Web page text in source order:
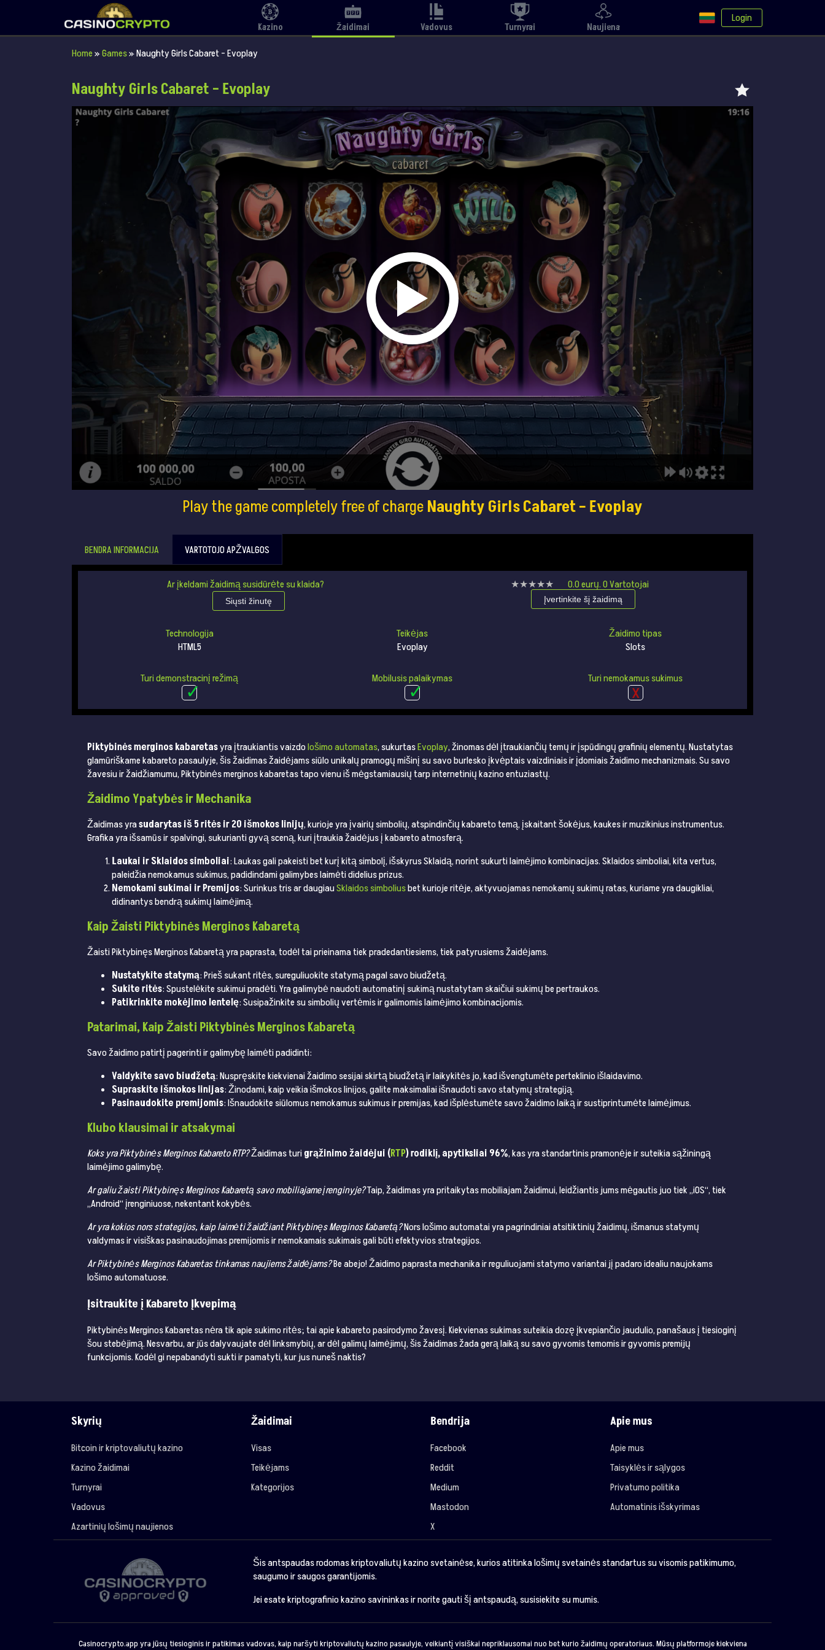
Kazino Žaidimai Vadovus Turnyrai Naujiena
Login
Home»Games»Naughty Girls Cabaret – Evoplay
Naughty Girls Cabaret – Evoplay
Play the game completely free of chargeNaughty Girls Cabaret – Evoplay
BENDRA INFORMACIJA VARTOTOJO APŽVALGOS
Ar įkeldami žaidimą susidūrėte su klaida?
Siųsti žinutę
★★★★★
★★★★★ 0.0eurų.0Vartotojai
Įvertinkite šį žaidimą
Technologija
HTML5
Teikėjas
Evoplay
Žaidimo tipas
Slots
Turi demonstracinį režimą Mobilusis palaikymas Turi nemokamus sukimus
Piktybinės merginos kabaretasyra įtraukiantis vaizdološimo automatas, sukurtasEvoplay, žinomas dėl įtraukiančių temų ir įspūdingų grafinių elementų. Nustatytas
glamūriškame kabareto pasaulyje, šis žaidimas žaidėjams siūlo unikalų pramogų mišinį su savo burlesko įkvėptais vaizdiniais ir įdomiais žaidimo mechanizmais. Su savo
žavesiu ir žaidžiamumu, Piktybinės merginos kabaretas tapo vienu iš mėgstamiausių tarp internetinių kazino entuziastų.
Žaidimo Ypatybės ir Mechanika
Žaidimas yrasudarytas iš 5 ritės ir 20 išmokos linijų, kurioje yra įvairių simbolių, atspindinčių kabareto temą, įskaitant šokėjus, kaukes ir muzikinius instrumentus.
Grafika yra išsamūs ir spalvingi, sukurianti gyvą sceną, kuri įtraukia žaidėjus į kabareto atmosferą.
Laukai ir Sklaidos simboliai: Laukas gali pakeisti bet kurį kitą simbolį, išskyrus Sklaidą, norint sukurti laimėjimo kombinacijas. Sklaidos simboliai, kita vertus,
paleidžia nemokamus sukimus, padidindami galimybes laimėti didelius prizus.
Nemokami sukimai ir Premijos: Surinkus tris ar daugiauSklaidos simboliusbet kurioje ritėje, aktyvuojamas nemokamų sukimų ratas, kuriame yra daugikliai,
didinantys bendrą sukimų laimėjimą.
Kaip Žaisti Piktybinės Merginos Kabaretą
Žaisti Piktybinęs Merginos Kabaretą yra paprasta, todėl tai prieinama tiek pradedantiesiems, tiek patyrusiems žaidėjams.
Nustatykite statymą: Prieš sukant ritės, sureguliuokite statymą pagal savo biudžetą.
Sukite ritės: Spustelėkite sukimui pradėti. Yra galimybė naudoti automatinį sukimą nustatytam skaičiui sukimų be pertraukos.
Patikrinkite mokėjimo lentelę: Susipažinkite su simbolių vertėmis ir galimomis laimėjimo kombinacijomis.
Patarimai, Kaip Žaisti Piktybinės Merginos Kabaretą
Savo žaidimo patirtį pagerinti ir galimybę laimėti padidinti:
Valdykite savo biudžetą: Nuspręskite kiekvienai žaidimo sesijai skirtą biudžetą ir laikykitės jo, kad išvengtumėte perteklinio išlaidavimo.
Supraskite išmokos linijas: Žinodami, kaip veikia išmokos linijos, galite maksimaliai išnaudoti savo statymų strategiją.
Pasinaudokite premijomis: Išnaudokite siūlomus nemokamus sukimus ir premijas, kad išplėstumėte savo žaidimo laiką ir sustiprintumėte laimėjimus.
Klubo klausimai ir atsakymai
Koks yra Piktybinės Merginos Kabareto RTP?Žaidimas turigrąžinimo žaidėjui (RTP) rodiklį, apytiksliai 96%, kas yra standartinis pramonėje ir suteikia sąžiningą
laimėjimo galimybę.
Ar galiu žaisti Piktybinęs Merginos Kabaretą savo mobiliajame įrenginyje?Taip, žaidimas yra pritaikytas mobiliajam žaidimui, leidžiantis jums mėgautis juo tiek „iOS“, tiek
„Android“ įrenginiuose, nekentant kokybės.
Ar yra kokios nors strategijos, kaip laimėti žaidžiant Piktybinęs Merginos Kabaretą?Nors lošimo automatai yra pagrindiniai atsitiktinių žaidimų, išmanus statymų
valdymas ir visiškas pasinaudojimas premijomis ir nemokamais sukimais gali būti efektyvios strategijos.
Ar Piktybinės Merginos Kabaretas tinkamas naujiems žaidėjams?Be abejo! Žaidimo paprasta mechanika ir reguliuojami statymo variantai jį padaro idealiu naujokams
lošimo automatuose.
Įsitraukite į Kabareto Įkvepimą
Piktybinės Merginos Kabaretas nėra tik apie sukimo ritės; tai apie kabareto pasirodymo žavesį. Kiekvienas sukimas suteikia dozę įkvepiančio jaudulio, panašaus į tiesioginį
šou stebėjimą. Nesvarbu, ar jūs dalyvaujate dėl linksmybių, ar dėl galimų laimėjimų, šis žaidimas žada gerą laiką su savo gyvomis temomis ir gyvomis premijų
funkcijomis. Kodėl gi nepabandyti sukti ir pamatyti, kur jus nuneš naktis?
Skyrių
Bitcoin ir kriptovaliutų kazino
Kazino žaidimai
Turnyrai
Vadovus
Azartinių lošimų naujienos
Žaidimai
Visas
Teikėjams
Kategorijos
Bendrija
Facebook
Reddit
Medium
Mastodon
X
Apie mus
Apie mus
Taisyklės ir sąlygos
Privatumo politika
Automatinis išskyrimas
Šis antspaudas rodomas kriptovaliutų kazino svetainėse, kurios atitinka lošimų svetainės standartus su visomis patikimumo,
saugumo ir saugos garantijomis.
Jei esate kriptografinio kazino savininkas ir norite gauti šį antspaudą, susisiekite su mumis.
Casinocrypto.app yra jūsų tiesioginis ir patikimas vadovas, kaip naršyti kriptovaliutų kazino pasaulyje, veikiantį visiškai nepriklausomai nuo bet kurio žaidimų operatoriaus. Mūsų platformoje kiekviena